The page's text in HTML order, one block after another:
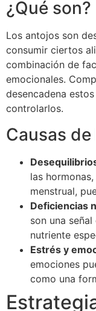
¿Qué son?
Los antojos son
consumir ciertos
combinación de
emocionales.
desencadena
controlarlos.
Causas
las
menstrual,
Deficiencias
son una
nutriente
Estrés y
emociones
como una